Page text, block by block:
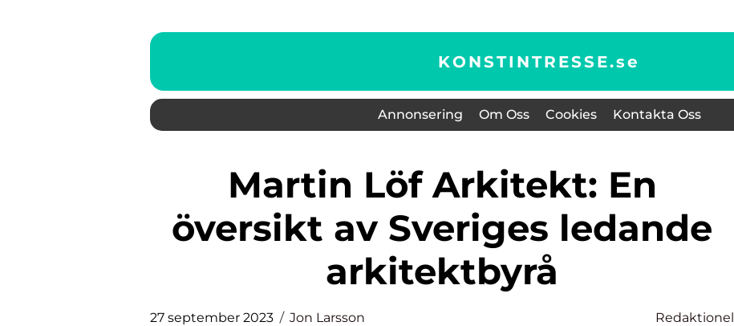
KONSTINTRESSE.se
Annonsering Om Oss Cookies Kontakta Oss
Martin Löf Arkitekt: En
översikt av Sveriges ledande
arkitektbyrå
27 september 2023 Jon Larsson Redaktionel